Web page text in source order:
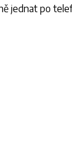
jednat po